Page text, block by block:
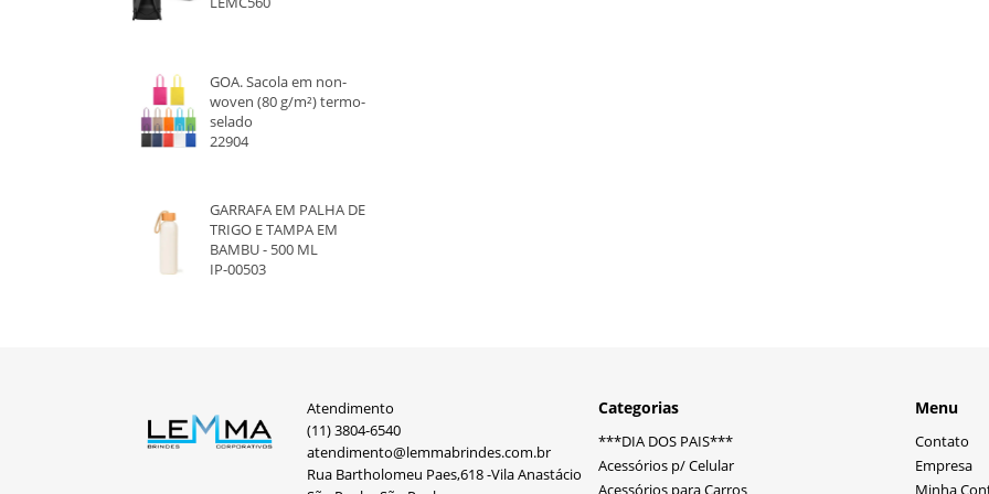
GOA. Sacola em non-
woven (80 g/m²) termo-
selado
22904
GARRAFA EM PALHA DE
TRIGO E TAMPA EM
BAMBU - 500 ML
IP-00503
Atendimento
(11) 3804-6540
atendimento@lemmabrindes.com.br
Rua Bartholomeu Paes,618 -Vila Anastácio
Categorias
***DIA DOS PAIS***
Acessórios p/ Celular
Acessórios para Carros
Menu
Contato
Empresa
Minha